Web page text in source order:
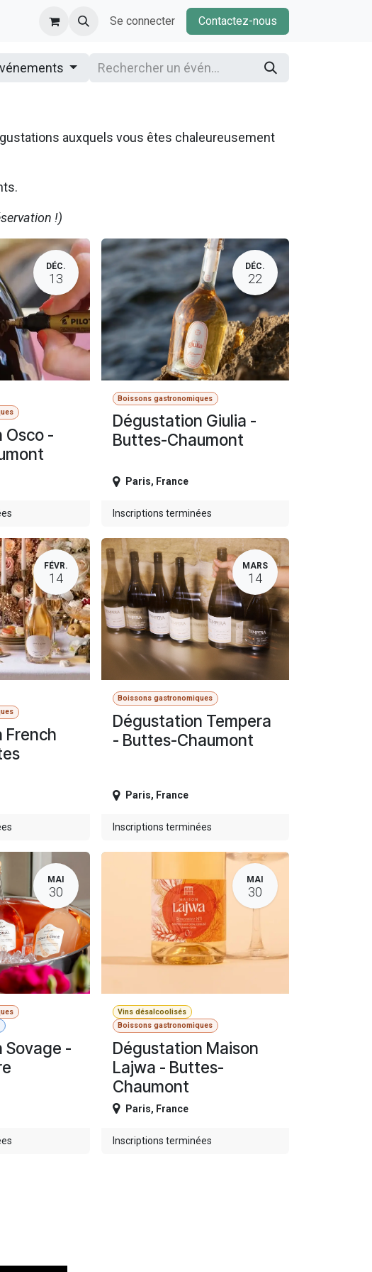
Se connecter Contactez-nous
auxquels vous êtes chaleureusement
!)
DÉC.
13
Osco -
DÉC.
22
Boissons gastronomiques
Dégustation Giulia -
Buttes-Chaumont
Paris, France
Inscriptions terminées
FÉVR.
14
French
MARS
14
Boissons gastronomiques
Dégustation Tempera
- Buttes-Chaumont
Paris, France
Inscriptions terminées
MAI
30
Sovage -
MAI
30
Vins désalcoolisés
Boissons gastronomiques
Dégustation Maison
Lajwa - Buttes-
Chaumont
Paris, France
Inscriptions terminées